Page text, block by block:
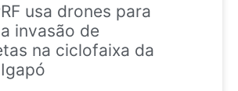
usa drones para
invasão de
na ciclofaixa da